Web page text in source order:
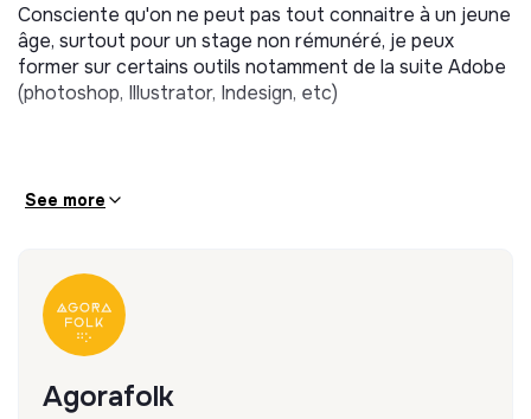
Consciente qu'on ne peut pas tout connaitre à un jeune
âge, surtout pour un stage non rémunéré, je peux
former sur certains outils notamment de la suite Adobe
(photoshop, Illustrator, Indesign, etc)
See more
Agorafolk